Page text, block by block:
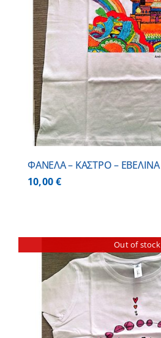
ΦΑΝΕΛΑ – ΚΑΣΤΡΟ – ΕΒΕΛΙΝΑ
10,00€
Out of stock